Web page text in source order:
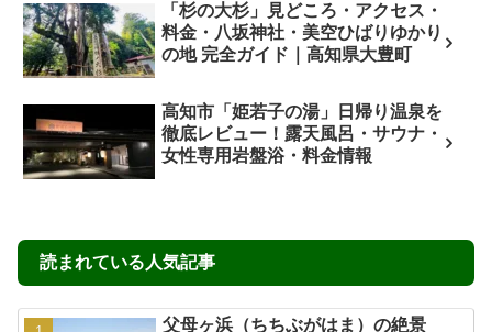
「杉の大杉」見どころ・アクセス・
料金・八坂神社・美空ひばりゆかり
の地 完全ガイド｜高知県大豊町
高知市「姫若子の湯」日帰り温泉を
徹底レビュー！露天風呂・サウナ・
女性専用岩盤浴・料金情報
読まれている人気記事
父母ヶ浜（ちちぶがはま）の絶景